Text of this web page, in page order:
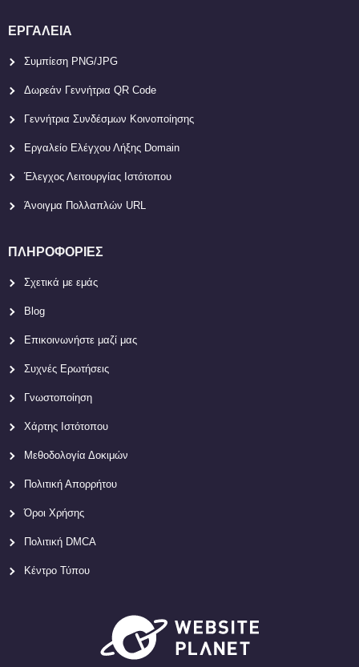
ΕΡΓΑΛΕΊΑ
Συμπίεση PNG/JPG
Δωρεάν Γεννήτρια QR Code
Γεννήτρια Συνδέσμων Κοινοποίησης
Εργαλείο Ελέγχου Λήξης Domain
Έλεγχος Λειτουργίας Ιστότοπου
Άνοιγμα Πολλαπλών URL
ΠΛΗΡΟΦΟΡΊΕΣ
Σχετικά με εμάς
Blog
Επικοινωνήστε μαζί μας
Συχνές Ερωτήσεις
Γνωστοποίηση
Χάρτης Ιστότοπου
Μεθοδολογία Δοκιμών
Πολιτική Απορρήτου
Όροι Χρήσης
Πολιτική DMCA
Κέντρο Τύπου